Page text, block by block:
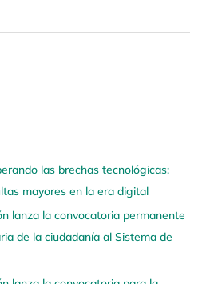
las brechas tecnológicas:
mayores en la era digital
lanza la convocatoria permanente
de la ciudadanía al Sistema de